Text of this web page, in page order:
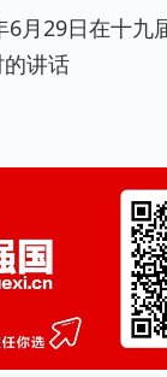
29日在十九
讲话